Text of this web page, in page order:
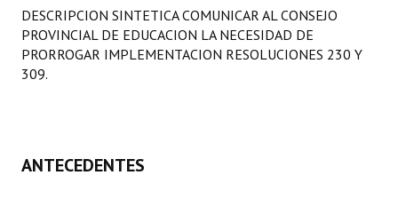
LEGISLACIÓN
Constitución Nacional
Carta Orgánica 2007
DESCRIPCION SINTETICA COMUNICAR AL CONSEJO
PROVINCIAL DE EDUCACION LA NECESIDAD DE
PRORROGAR IMPLEMENTACION RESOLUCIONES 230 Y
309.
ANTECEDENTES